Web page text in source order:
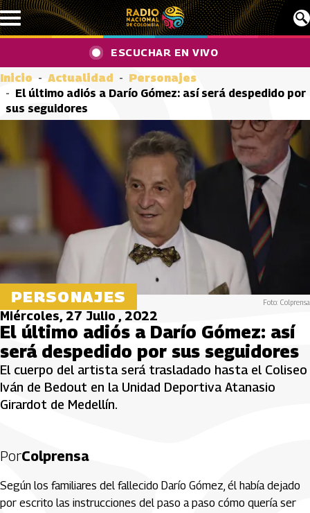
Pasar al contenido principal
ESCUCHAR EN VIVO
Inicio Actualidad
Personajes
El último adiós a Darío Gómez: así será despedido por
sus seguidores
PERSONAJES Foto: Colprensa
Miércoles, 27 Julio , 2022
El último adiós a Darío Gómez: así
será despedido por sus seguidores
El cuerpo del artista será trasladado hasta el Coliseo
Iván de Bedout en la Unidad Deportiva Atanasio
Girardot de Medellín.
PorColprensa
Según los familiares del fallecido Darío Gómez, él había dejado
por escrito las instrucciones del paso a paso cómo quería ser